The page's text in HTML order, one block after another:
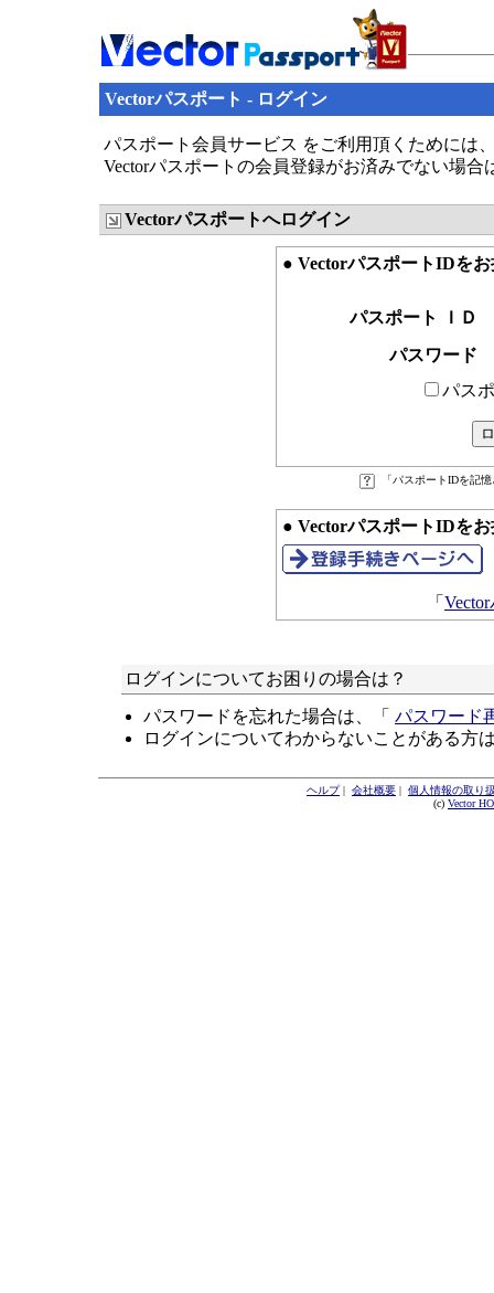
Vectorパスポート - ログイン
パスポート会員サービス をご利用頂くためには
Vectorパスポートの会員登録がお済みでない場
Vectorパスポートへログイン
● VectorパスポートIDを
パスポート ＩＤ
パスワード
パス
「パスポートIDを記
● VectorパスポートIDを
「
ログインについてお困りの場合は？
パスワードを忘れた場合は、「 パスワード
ログインについてわからないことがある方
ヘルプ| 会社概要 | 個人情報の取り
(c) Vector